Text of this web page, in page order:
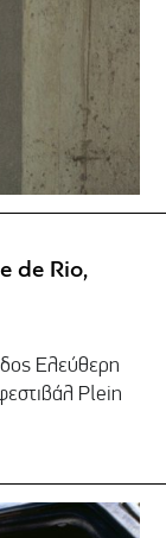
de Rio,
Ελεύθερη
Plein